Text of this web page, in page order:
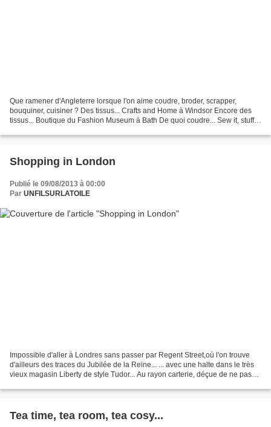
Que ramener d'Angleterre lorsque l'on aime coudre, broder, scrapper,
bouquiner, cuisiner ? Des tissus... Crafts and Home à Windsor Encore des
tissus... Boutique du Fashion Museum à Bath De quoi coudre... Sew it, stuff it
Shopping in London
Publié le 09/08/2013 à 00:00
Par UNFILSURLATOILE
Impossible d'aller à Londres sans passer par Regent Street,où l'on trouve
d'ailleurs des traces du Jubilée de la Reine... ... avec une halte dans le très
vieux magasin Liberty de style Tudor... Au rayon carterie, déçue de ne pas
Tea time, tea room, tea cosy...